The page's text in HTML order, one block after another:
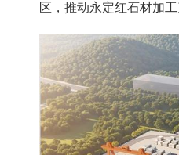
区，推动永定红石材加